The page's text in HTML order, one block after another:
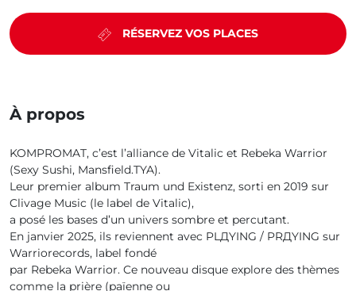
RÉSERVEZ VOS PLACES
À propos
KOMPROMAT, c’est l’alliance de Vitalic et Rebeka Warrior
(Sexy Sushi, Mansfield.TYA).
Leur premier album Traum und Existenz, sorti en 2019 sur
Clivage Music (le label de Vitalic),
a posé les bases d’un univers sombre et percutant.
En janvier 2025, ils reviennent avec PLДYING / PRДYING sur
Warriorecords, label fondé
par Rebeka Warrior. Ce nouveau disque explore des thèmes
comme la prière (païenne ou